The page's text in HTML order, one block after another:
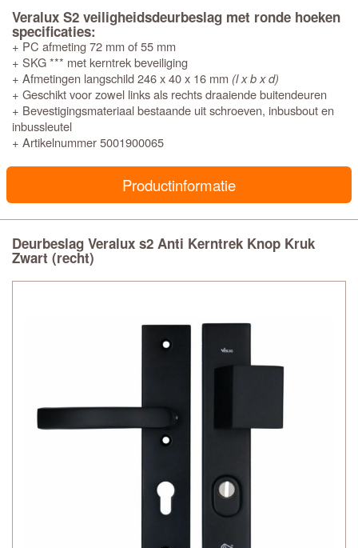
Veralux S2 veiligheidsdeurbeslag met ronde hoeken
specificaties:
+ PC afmeting 72 mm of 55 mm
+ SKG *** met kerntrek beveiliging
+ Afmetingen langschild 246 x 40 x 16 mm (l x b x d)
+ Geschikt voor zowel links als rechts draaiende buitendeuren
+ Bevestigingsmateriaal bestaande uit schroeven, inbusbout en
inbussleutel
+ Artikelnummer 5001900065
Productinformatie
Deurbeslag Veralux s2 Anti Kerntrek Knop Kruk
Zwart (recht)